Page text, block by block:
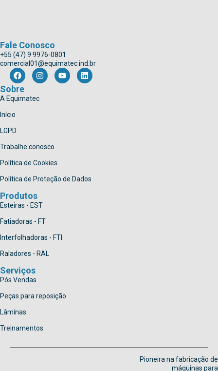
Fale Conosco
+55 (47) 9 9976-0801
comercial01@equimatec.ind.br
Sobre
A Equimatec
Início
LGPD
Trabalhe conosco
Política de Cookies
Política de Proteção de Dados
Produtos
Esteiras - EST
Fatiadoras - FT
Interfolhadoras - FTI
Raladores - RAL
Serviços
Pós Vendas
Peças para reposição
Lâminas
Treinamentos
Pioneira na fabricação de
máquinas para